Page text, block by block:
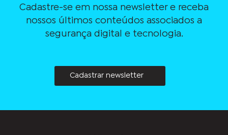
Cadastre-se em nossa newsletter e receba
nossos últimos conteúdos associados a
segurança digital e tecnologia.
Cadastrar newsletter